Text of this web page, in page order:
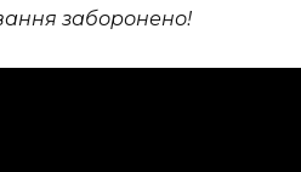
заборонено!